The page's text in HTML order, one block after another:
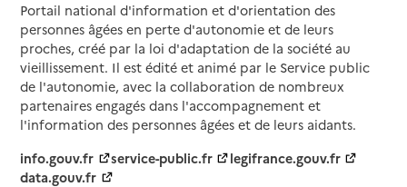
Portail national d'information et d'orientation des
personnes âgées en perte d'autonomie et de leurs
proches, créé par la loi d'adaptation de la société au
vieillissement. Il est édité et animé par le Service public
de l'autonomie, avec la collaboration de nombreux
partenaires engagés dans l'accompagnement et
l'information des personnes âgées et de leurs aidants.
info.gouv.fr
service-public.fr
legifrance.gouv.fr
data.gouv.fr